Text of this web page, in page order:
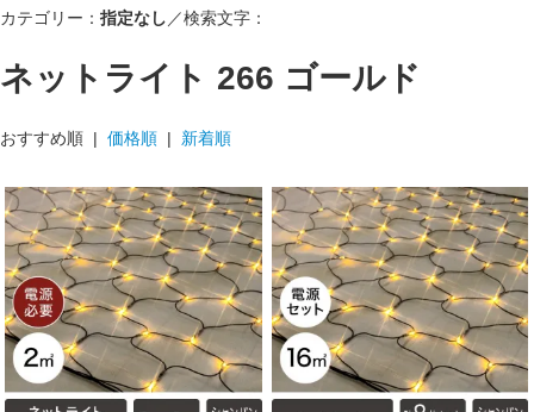
カテゴリー： 指定なし／検索文字：
ネットライト 266 ゴールド
おすすめ順 | 価格順 | 新着順